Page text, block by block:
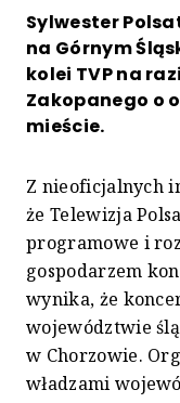
Sylwester
na Górnym
kolei TVP na
Zakopanego o
mieście.
Z nieoficjalnych
że Telewizja
programowe i
gospodarzem
wynika, że
województwie
w Chorzowie.
władzami